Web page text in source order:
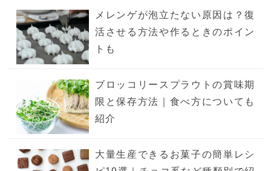
メレンゲが泡立たない原因は？復
活させる方法や作るときのポイン
トも
ブロッコリースプラウトの賞味期
限と保存方法｜食べ方についても
紹介
大量生産できるお菓子の簡単レシ